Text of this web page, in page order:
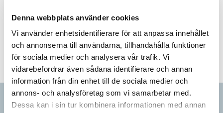
Denna webbplats använder cookies
Vi använder enhetsidentifierare för att anpassa innehållet
och annonserna till användarna, tillhandahålla funktioner
för sociala medier och analysera vår trafik. Vi
vidarebefordrar även sådana identifierare och annan
information från din enhet till de sociala medier och
annons- och analysföretag som vi samarbetar med.
Dessa kan i sin tur kombinera informationen med annan
läsning med vår app
TVÅ NUMMER FÖR 129 KR!
Artiklar